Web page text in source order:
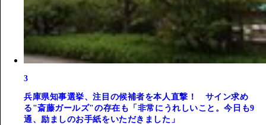
3
兵庫県知事選挙、注目の候補者を本人直撃！ サイン求め
る"斎藤ガールズ"の存在も「非常にうれしいこと。今日も9
通、励ましのお手紙をいただきました」